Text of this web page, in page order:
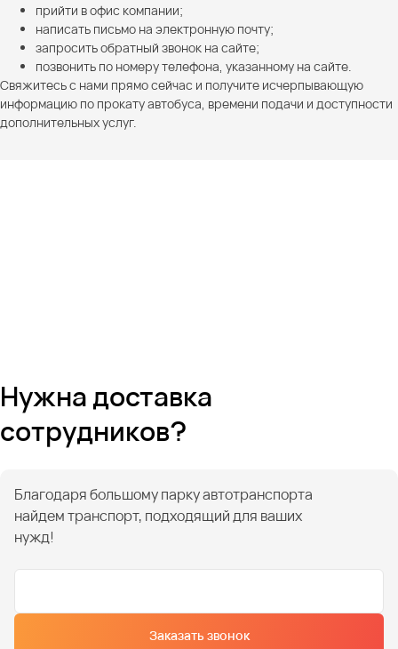
прийти в офис компании;
написать письмо на электронную почту;
запросить обратный звонок на сайте;
позвонить по номеру телефона, указанному на сайте.
Свяжитесь с нами прямо сейчас и получите исчерпывающую
информацию по прокату автобуса, времени подачи и доступности
дополнительных услуг.
Нужна доставка
сотрудников?
Благодаря большому парку автотранспорта
найдем транспорт, подходящий для ваших
нужд!
Заказать звонок